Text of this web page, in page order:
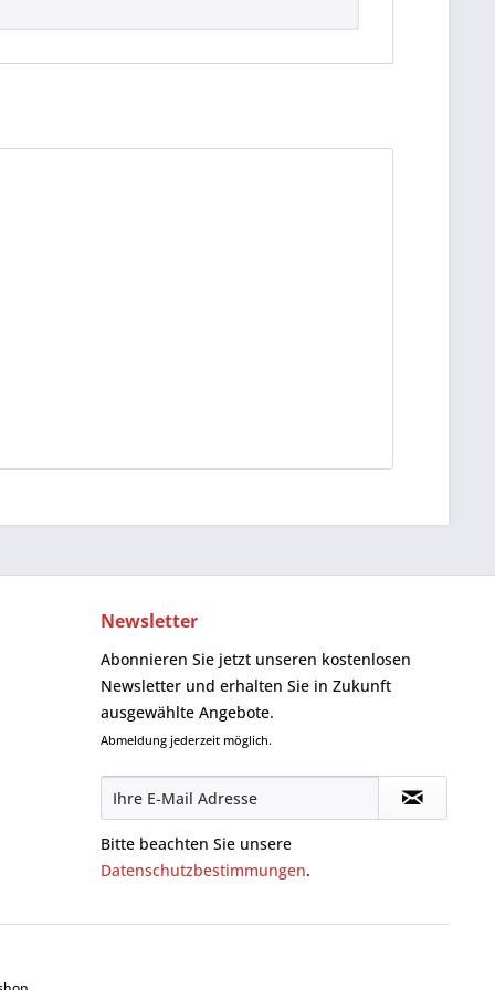
Newsletter
Abonnieren Sie jetzt unseren kostenlosen
Newsletter und erhalten Sie in Zukunft
ausgewählte Angebote.
Abmeldung jederzeit möglich.
Bitte beachten Sie unsere
Datenschutzbestimmungen.